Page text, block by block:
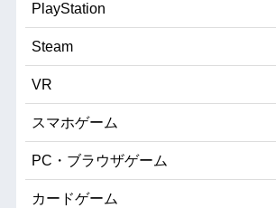
PlayStation
Steam
VR
スマホゲーム
PC・ブラウザゲーム
カードゲーム